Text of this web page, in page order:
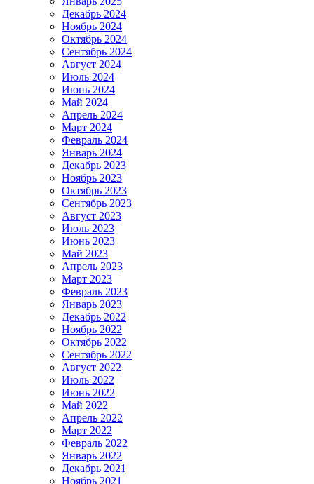
Декабрь 2024
Ноябрь 2024
Октябрь 2024
Сентябрь 2024
Август 2024
Июль 2024
Июнь 2024
Май 2024
Апрель 2024
Март 2024
Февраль 2024
Январь 2024
Декабрь 2023
Ноябрь 2023
Октябрь 2023
Сентябрь 2023
Август 2023
Июль 2023
Июнь 2023
Май 2023
Апрель 2023
Март 2023
Февраль 2023
Январь 2023
Декабрь 2022
Ноябрь 2022
Октябрь 2022
Сентябрь 2022
Август 2022
Июль 2022
Июнь 2022
Май 2022
Апрель 2022
Март 2022
Февраль 2022
Январь 2022
Декабрь 2021
Ноябрь 2021